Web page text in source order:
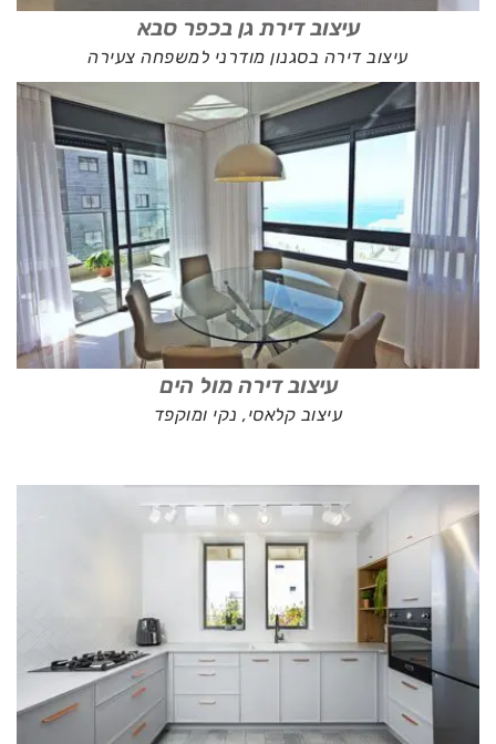
עיצוב דירת גן בכפר סבא
עיצוב דירה בסגנון מודרני למשפחה צעירה
עיצוב דירה מול הים
עיצוב קלאסי, נקי ומוקפד